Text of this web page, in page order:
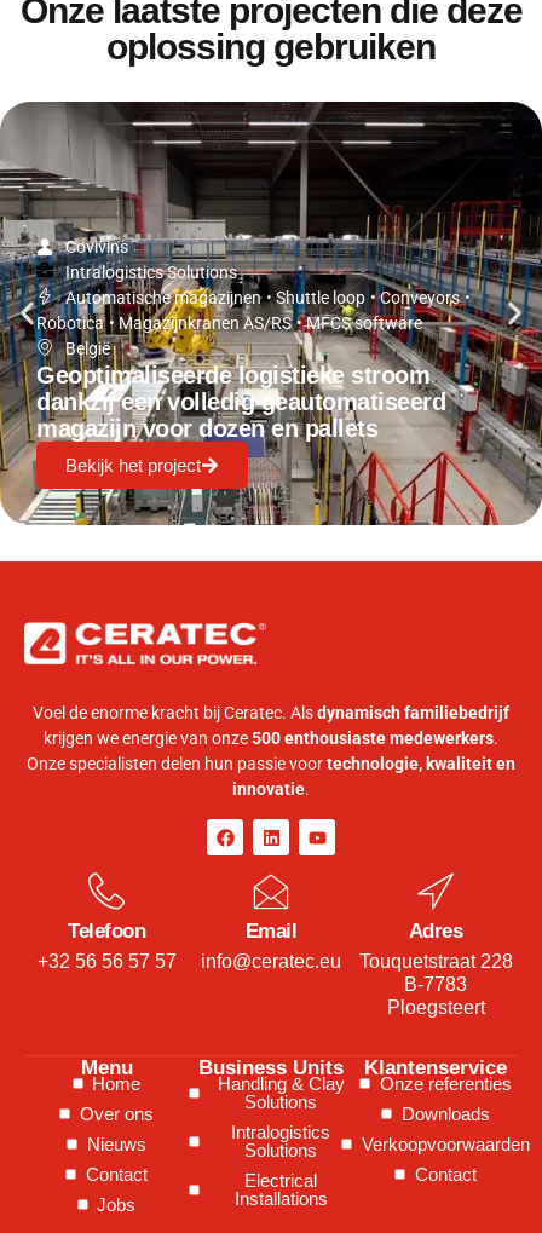
Onze laatste projecten die deze
oplossing gebruiken
Covivins
Intralogistics Solutions
Automatische magazijnen • Shuttle loop •Conveyors •
Robotica • Magazijnkranen AS/RS •MFCS software
België
Geoptimaliseerde logistieke stroom
dankzij een volledig geautomatiseerd
magazijn voor dozen en pallets
Bekijk het project
Voel de enorme kracht bij Ceratec. Alsdynamisch familiebedrijf
krijgen we energie van onze500 enthousiaste medewerkers.
Onze specialisten delen hun passie voortechnologie, kwaliteit en
innovatie.
Telefoon
+32 56 56 57 57
Email
info@ceratec.eu
Adres
Touquetstraat 228
B-7783
Ploegsteert
Menu
Home
Over ons
Nieuws
Contact
Jobs
Business Units
Handling & Clay
Solutions
Intralogistics
Solutions
Electrical
Installations
Klantenservice
Onze referenties
Downloads
Verkoopvoorwaarden
Contact